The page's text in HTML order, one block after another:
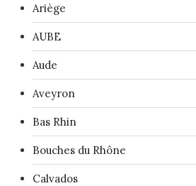
Ariège
AUBE
Aude
Aveyron
Bas Rhin
Bouches du Rhône
Calvados